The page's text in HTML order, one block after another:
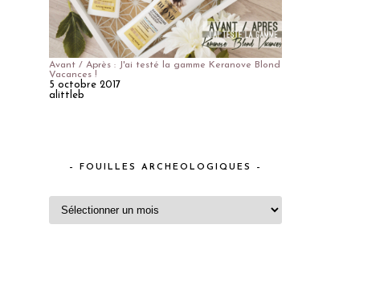
Avant / Après : J'ai testé la gamme Keranove Blond
Vacances !
5 octobre 2017
alittleb
– FOUILLES ARCHEOLOGIQUES –